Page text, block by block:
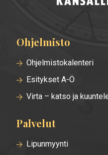
Alatunnisteen
valikko
Ohjelmisto
Ohjelmistokalenteri
Esitykset A-Ö
Virta – katso ja
Palvelut
Lipunmyynti